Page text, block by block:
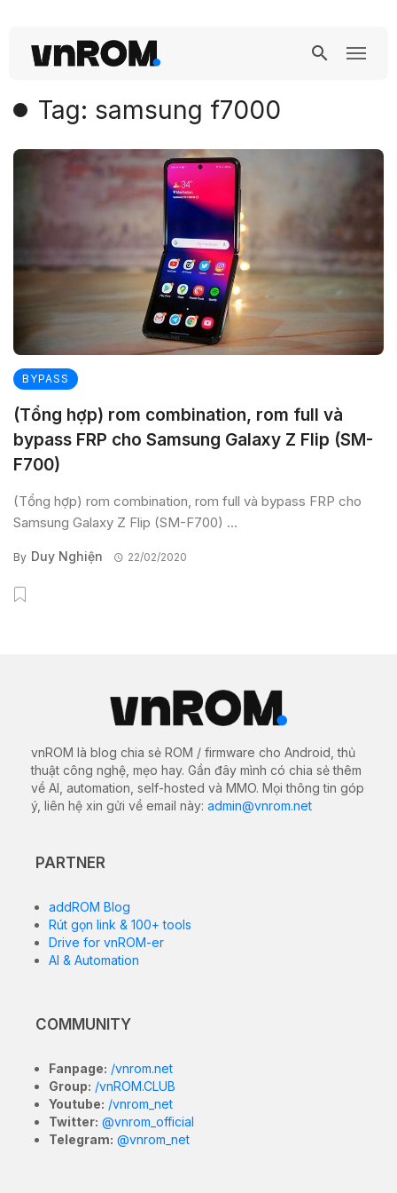
Tag: samsung f7000
BYPASS
(Tổng hợp) rom combination, rom full và
bypass FRP cho Samsung Galaxy Z Flip (SM-
F700)
(Tổng hợp) rom combination, rom full và bypass FRP cho
Samsung Galaxy Z Flip (SM-F700) ...
By Duy Nghiện 22/02/2020
vnROM là blog chia sẻ ROM / firmware cho Android, thủ
thuật công nghệ, mẹo hay. Gần đây mình có chia sẻ thêm
về AI, automation, self-hosted và MMO. Mọi thông tin góp
ý, liên hệ xin gửi về email này: admin@vnrom.net
PARTNER
addROM Blog
Rút gọn link & 100+ tools
Drive for vnROM-er
AI & Automation
COMMUNITY
Fanpage: /vnrom.net
Group: /vnROM.CLUB
Youtube: /vnrom_net
Twitter: @vnrom_official
Telegram: @vnrom_net